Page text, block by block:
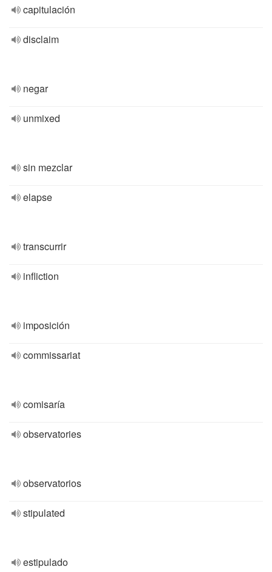
capitulación
disclaim
negar
unmixed
sin mezclar
elapse
transcurrir
infliction
imposición
commissariat
comisaría
observatories
observatorios
stipulated
estipulado